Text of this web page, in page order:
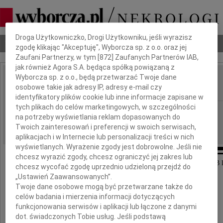
Nekrologi Odeszli Poradnik pogrzebowy
IMIĘ I NAZWISKO: Ludwik Radek
REGION: Warszawa
DATA EMISJI: 05.05.2026
W dniu 28 kwietnia 2026 roku zmarł w wieku 93
Dbamy o Twoją prywatność
Droga Użytkowniczko, Drogi Użytkowniku, jeśli wyrazisz
zgodę klikając "Akceptuję", Wyborcza sp. z o.o. oraz jej
Zaufani Partnerzy, w tym [872 ] Zaufanych Partnerów IAB,
jak również Agora S.A. będąca spółką powiązaną z
Wyborcza sp. z o.o., będą przetwarzać Twoje dane
osobowe takie jak adresy IP, adresy e-mail czy
identyfikatory plików cookie lub inne informacje zapisane w
tych plikach do celów marketingowych, w szczególności
na potrzeby wyświetlania reklam dopasowanych do
Twoich zainteresowań i preferencji w swoich serwisach,
aplikacjach i w Internecie lub personalizacji treści w nich
wyświetlanych. Wyrażenie zgody jest dobrowolne. Jeśli nie
chcesz wyrazić zgody, chcesz ograniczyć jej zakres lub
chcesz wycofać zgodę uprzednio udzieloną przejdź do
„Ustawień Zaawansowanych”.
Twoje dane osobowe mogą być przetwarzane także do
celów badania i mierzenia informacji dotyczących
funkcjonowania serwisów i aplikacji lub łączone z danymi
dot. świadczonych Tobie usług. Jeśli podstawą